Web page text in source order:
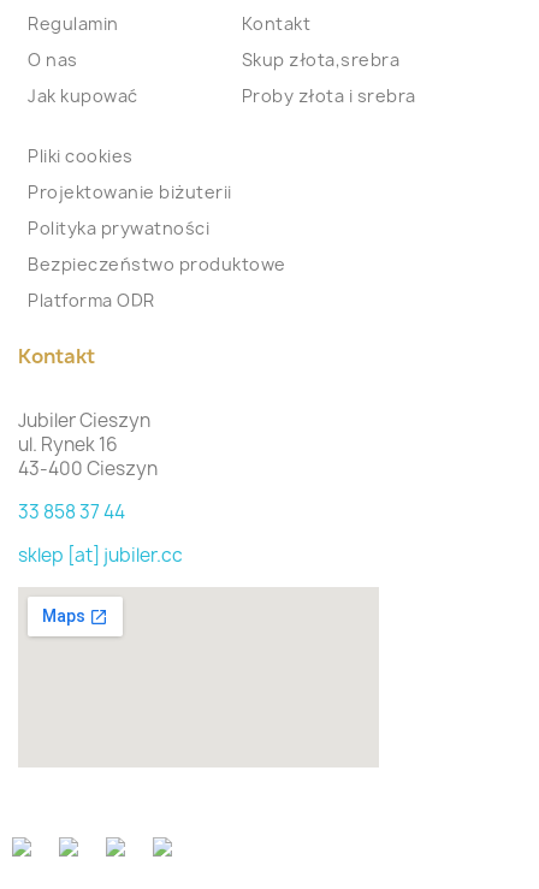
Regulamin
O nas
Jak kupować
Kontakt
Skup złota,srebra
Proby złota i srebra
Pliki cookies
Projektowanie biżuterii
Polityka prywatności
Bezpieczeństwo produktowe
Platforma ODR
Kontakt
Jubiler Cieszyn
ul. Rynek 16
43-400 Cieszyn
33 858 37 44
sklep [at] jubiler.cc